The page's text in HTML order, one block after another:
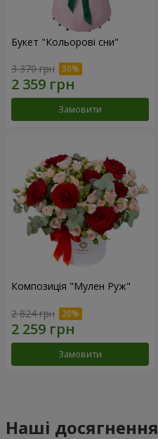
Букет "Кольорові сни"
3 370 грн
Замовити
Композиція "Мулен Руж"
2 824 грн
Замовити
Наші досягнення